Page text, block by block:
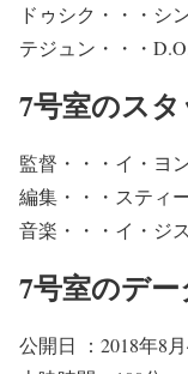
ドゥシク・・・シ
テジュン・・・
7号室のス
監督・・・イ・ヨ
編集・・・スティ
音楽・・・イ・ジス
7号室のデー
公開日 ：2018年8